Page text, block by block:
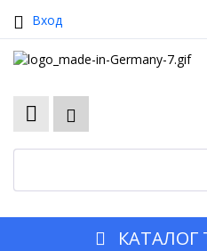
Вход
КАТАЛОГ